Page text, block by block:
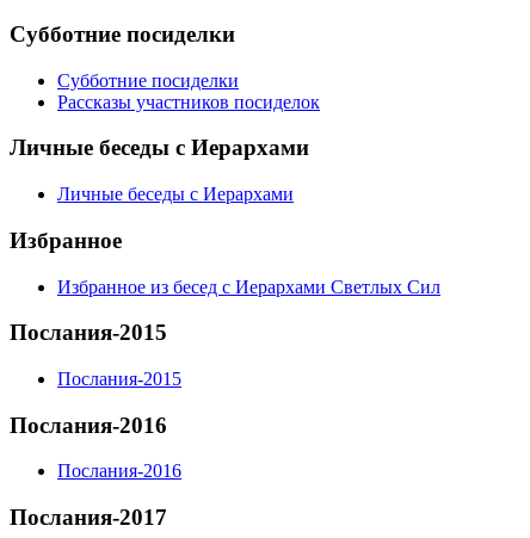
Субботние посиделки
Субботние посиделки
Рассказы участников посиделок
Личные беседы с Иерархами
Личные беседы с Иерархами
Избранное
Избранное из бесед с Иерархами Светлых Сил
Послания-2015
Послания-2015
Послания-2016
Послания-2016
Послания-2017